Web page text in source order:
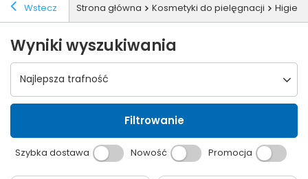
Wstecz Strona główna Kosmetyki do pielęgnacji
Wyniki wyszukiwania
Wybierz sortowanie
Najlepsza trafność
Filtrowanie
Szybka dostawa Nowość Promocja